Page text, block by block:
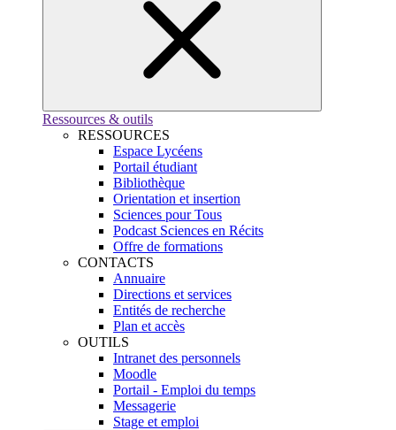
Ressources & outils
RESSOURCES
Espace Lycéens
Portail étudiant
Bibliothèque
Orientation et insertion
Sciences pour Tous
Podcast Sciences en Récits
Offre de formations
CONTACTS
Annuaire
Directions et services
Entités de recherche
Plan et accès
OUTILS
Intranet des personnels
Moodle
Portail - Emploi du temps
Messagerie
Stage et emploi